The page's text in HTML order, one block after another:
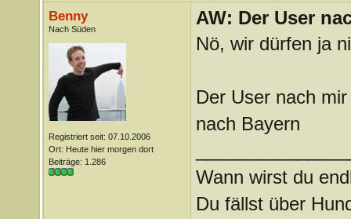
Benny
Nach Süden
Registriert seit: 07.10.2006
Ort: Heute hier morgen dort
Beiträge: 1.286
AW: Der User
Nö, wir dürfen ja
Der User nach
nach Bayern
Wann wirst du
Du fällst über